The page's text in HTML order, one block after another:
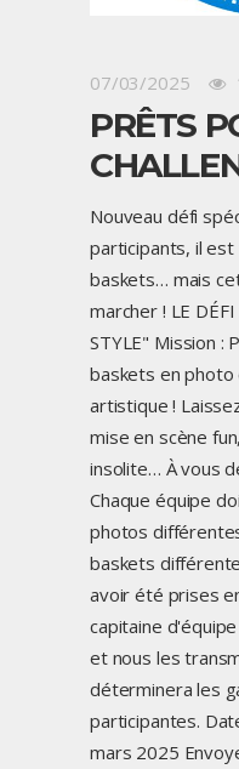
07/03/2025
PRÊTS
Nouveau défi
participants, il
baskets… mais
marcher ! LE
STYLE" Mission :
baskets en photo
artistique !
mise en scène
insolite… À vous
Chaque équipe
photos
baskets
avoir été prises
capitaine
et nous les
déterminera les
participantes.
mars 2025